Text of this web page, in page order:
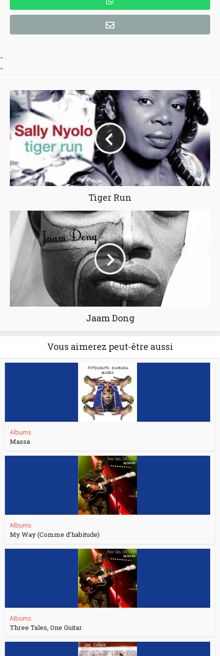
"
"
Tiger Run
Jaam Dong
Vous aimerez peut-être aussi
Albums
Massa
Albums
My Way (Comme d’habitude)
Albums
Three Tales, One Guitar